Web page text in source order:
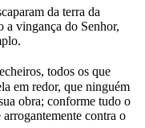
da terra da
a vingança do Senhor,
todos os que
em redor, que ninguém
obra; conforme tudo o
contra o